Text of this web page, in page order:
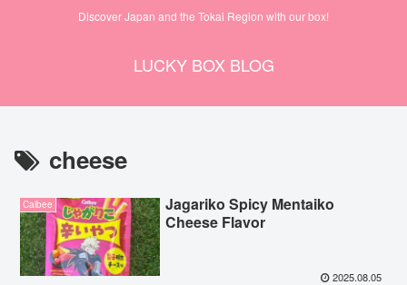
Discover Japan and the Tokai Region with our box!
LUCKY BOX BLOG
cheese
Calbee
Jagariko Spicy Mentaiko
Cheese Flavor
2025.08.05